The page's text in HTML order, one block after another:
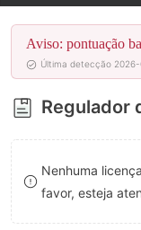
4
5
6
7
8
9
8
9
5
6
7
8
9
Aviso: pontuação
Última detecção
Regulador
Nenhuma
favor, esteja